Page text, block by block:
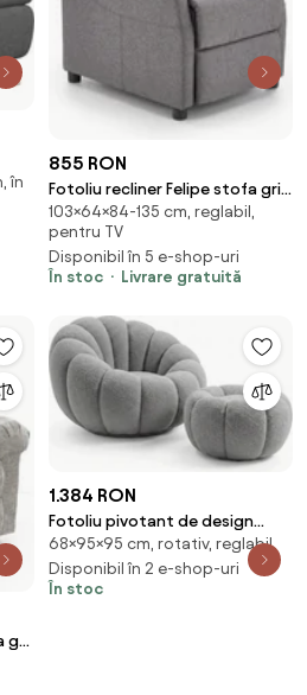
gri
în
855 RON
Fotoliu recliner Felipe stofa gri
H103 cm
103×64×84-135 cm, reglabil,
pentru TV
Disponibil în 5 e-shop-uri
În stoc
Livrare gratuită
gri
1.384 RON
Fotoliu pivotant de design
BLOOM cu taburet, gri
68×95×95 cm, rotativ, reglabil
Disponibil în 2 e-shop-uri
În stoc